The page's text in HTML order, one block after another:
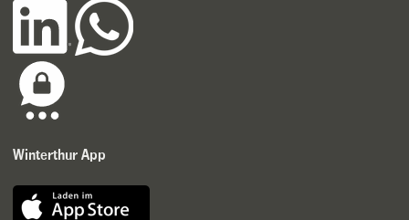
Winterthur App